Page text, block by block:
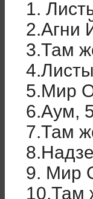
1.
2.Агни
3.Там
5.Мир
6.Аум,
7.Там
9. Мир
10.Там